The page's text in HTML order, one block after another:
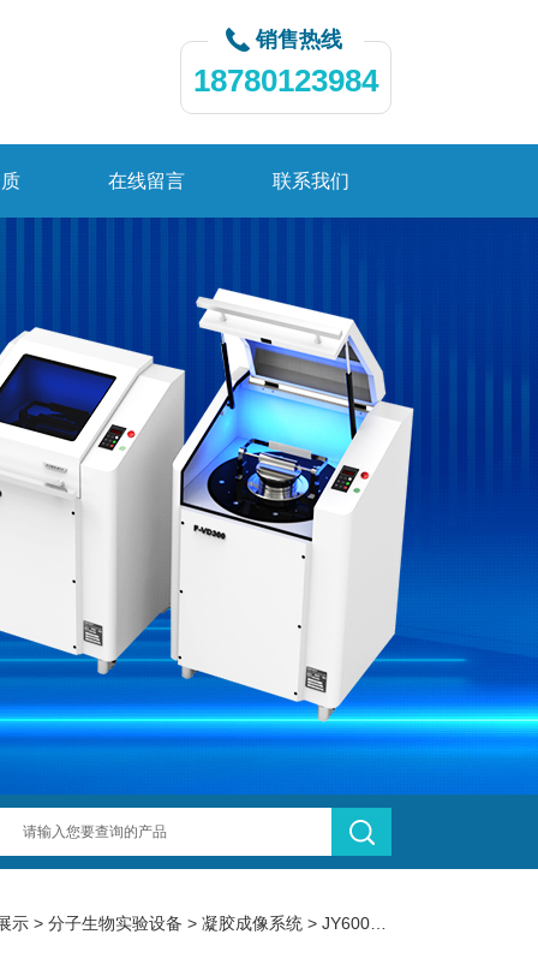
销售热线
18780123984
在线留言 联系我们
示 > 分子生物实验设备 > 凝胶成像系统 > JY600HE型通用电泳仪电源